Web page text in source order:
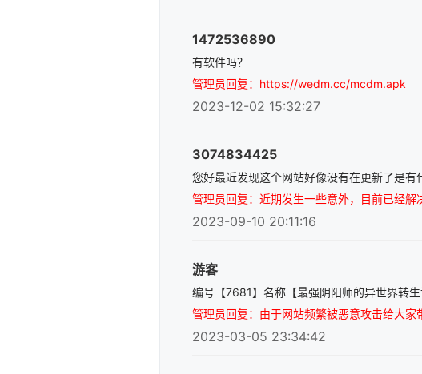
1472536890
有软件吗？
管理员回复：https://wedm.cc/mcdm.apk
2023-12-02 15:32:27
3074834425
您好最近发现这个网站好像没有在更新了是有
管理员回复：近期发生一些意外，目前已经
2023-09-10 20:11:16
游客
编号【7681】名称【最强阴阳师的异世界
管理员回复：由于网站频繁被恶意攻击给大家
2023-03-05 23:34:42